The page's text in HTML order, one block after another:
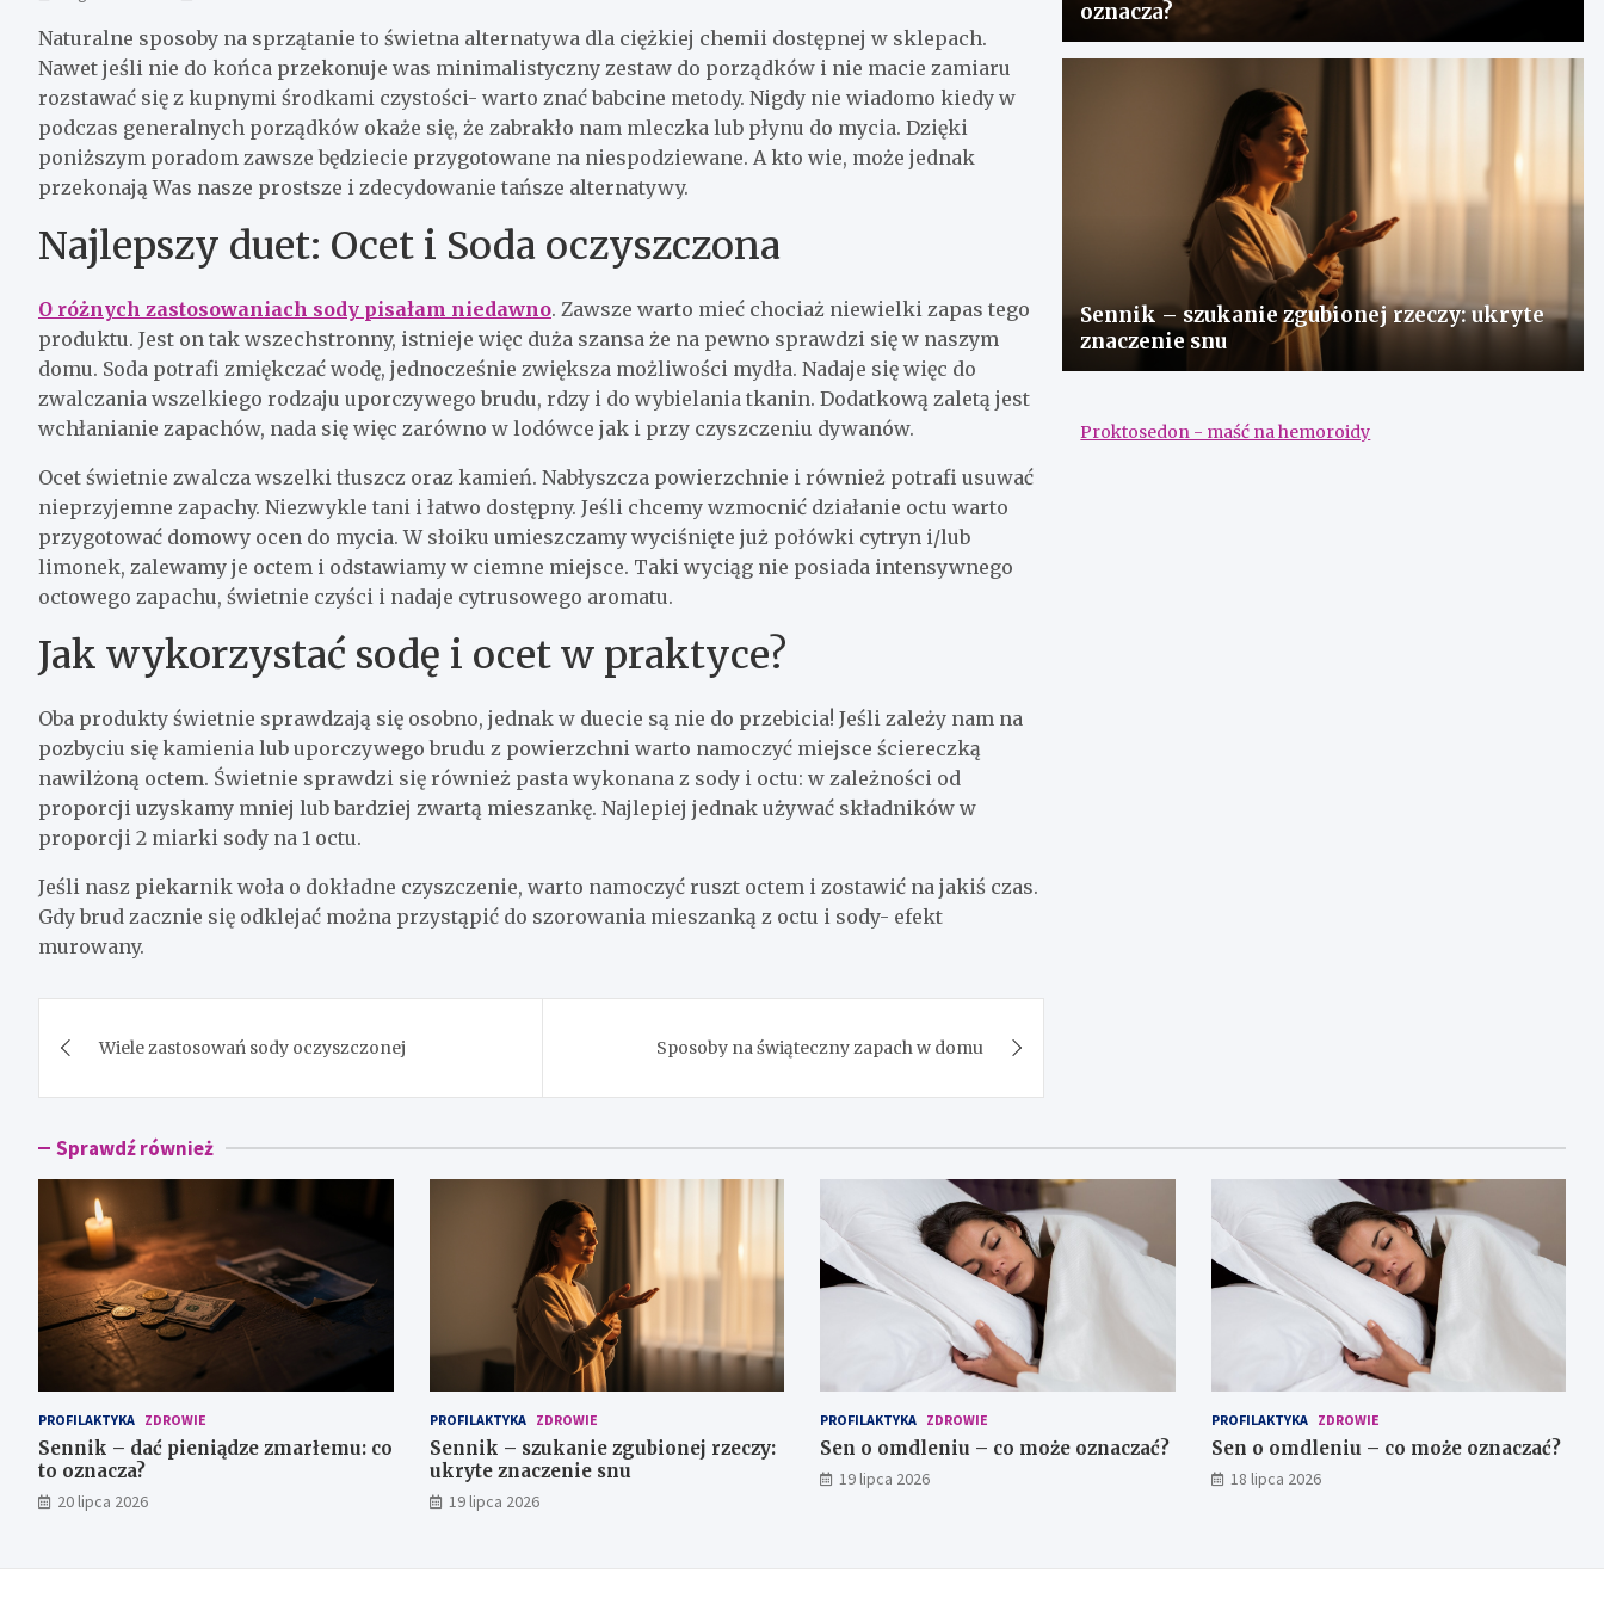
Naturalne sposoby na sprzątanie to świetna alternatywa dla ciężkiej chemii dostępnej w sklepach.
Nawet jeśli nie do końca przekonuje was minimalistyczny zestaw do porządków i nie macie zamiaru
rozstawać się z kupnymi środkami czystości- warto znać babcine metody. Nigdy nie wiadomo kiedy w
podczas generalnych porządków okaże się, że zabrakło nam mleczka lub płynu do mycia. Dzięki
poniższym poradom zawsze będziecie przygotowane na niespodziewane. A kto wie, może jednak
przekonają Was nasze prostsze i zdecydowanie tańsze alternatywy.
Najlepszy duet: Ocet i Soda oczyszczona
O różnych zastosowaniach sody pisałam niedawno. Zawsze warto mieć chociaż niewielki zapas tego
produktu. Jest on tak wszechstronny, istnieje więc duża szansa że na pewno sprawdzi się w naszym
domu. Soda potrafi zmiękczać wodę, jednocześnie zwiększa możliwości mydła. Nadaje się więc do
zwalczania wszelkiego rodzaju uporczywego brudu, rdzy i do wybielania tkanin. Dodatkową zaletą jest
wchłanianie zapachów, nada się więc zarówno w lodówce jak i przy czyszczeniu dywanów.
Ocet świetnie zwalcza wszelki tłuszcz oraz kamień. Nabłyszcza powierzchnie i również potrafi usuwać
nieprzyjemne zapachy. Niezwykle tani i łatwo dostępny. Jeśli chcemy wzmocnić działanie octu warto
przygotować domowy ocen do mycia. W słoiku umieszczamy wyciśnięte już połówki cytryn i/lub
limonek, zalewamy je octem i odstawiamy w ciemne miejsce. Taki wyciąg nie posiada intensywnego
octowego zapachu, świetnie czyści i nadaje cytrusowego aromatu.
Jak wykorzystać sodę i ocet w praktyce?
Oba produkty świetnie sprawdzają się osobno, jednak w duecie są nie do przebicia! Jeśli zależy nam na
pozbyciu się kamienia lub uporczywego brudu z powierzchni warto namoczyć miejsce ściereczką
nawilżoną octem. Świetnie sprawdzi się również pasta wykonana z sody i octu: w zależności od
proporcji uzyskamy mniej lub bardziej zwartą mieszankę. Najlepiej jednak używać składników w
proporcji 2 miarki sody na 1 octu.
Jeśli nasz piekarnik woła o dokładne czyszczenie, warto namoczyć ruszt octem i zostawić na jakiś czas.
Gdy brud zacznie się odklejać można przystąpić do szorowania mieszanką z octu i sody- efekt
murowany.
wpisu
Wiele zastosowań sody oczyszczonej Sposoby na świąteczny zapach w domu
oznacza?
Sennik – szukanie zgubionej rzeczy: ukryte
znaczenie snu
Proktosedon - maść na hemoroidy
Sprawdź również
PROFILAKTYKA ZDROWIE
Sennik – dać pieniądze zmarłemu: co
to oznacza?
20 lipca 2026
PROFILAKTYKA ZDROWIE
Sennik – szukanie zgubionej rzeczy:
ukryte znaczenie snu
19 lipca 2026
PROFILAKTYKA ZDROWIE
Sen o omdleniu – co może oznaczać?
19 lipca 2026
PROFILAKTYKA ZDROWIE
Sen o omdleniu – co może oznaczać?
18 lipca 2026